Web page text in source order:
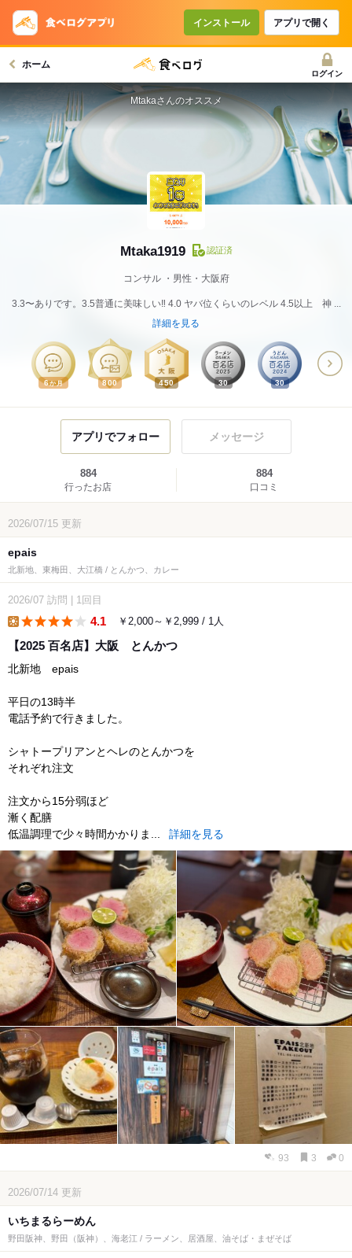
インストール アプリで開く
ホーム
ログイン
Mtaka1919 認証済
コンサル 男性・大阪府
3.3〜ありです。3.5普通に美味しい‼️ 4.0 ヤバ位くらいのレベル 4.5以上 神 ...
詳細を見る
6か月 800 450 30 30
Mtakaさんのオススメ
アプリでフォロー メッセージ
884
行ったお店
884
口コミ
2026/07/15 更新
epais
北新地、東梅田、大江橋 / とんかつ、カレー
2026/07 訪問 1回目
4.1 ￥2,000～￥2,999 / 1人
【2025 百名店】大阪 とんかつ
北新地 epais
平日の13時半
電話予約で行きました。
シャトープリアンとヘレのとんかつを
それぞれ注文
注文から15分弱ほど
漸く配膳
低温調理で少々時間かかりま...
詳細を見る
93 3 0
2026/07/14 更新
いちまるらーめん
野田阪神、野田（阪神）、海老江 / ラーメン、居酒屋、油そば・まぜそば